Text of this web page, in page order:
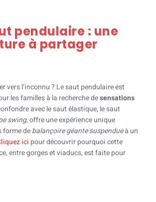
pendulaire : une
à partager
vers l’inconnu ? Le saut pendulaire est
les familles à la recherche desensations
avec le saut élastique, le saut
swing, offre une expérience unique
forme debalançoire géante suspendueà un
ici pour découvrir pourquoi cette
entre gorges et viaducs, est faite pour